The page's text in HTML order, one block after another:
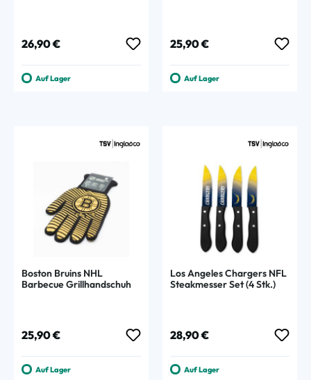
Regulärer Preis:
26,90 €
Auf Lager
Regulärer Preis:
25,90 €
Auf Lager
Boston Bruins NHL
Barbecue Grillhandschuh
Regulärer Preis:
25,90 €
Auf Lager
Los Angeles Chargers NFL
Steakmesser Set (4 Stk.)
Regulärer Preis:
28,90 €
Auf Lager